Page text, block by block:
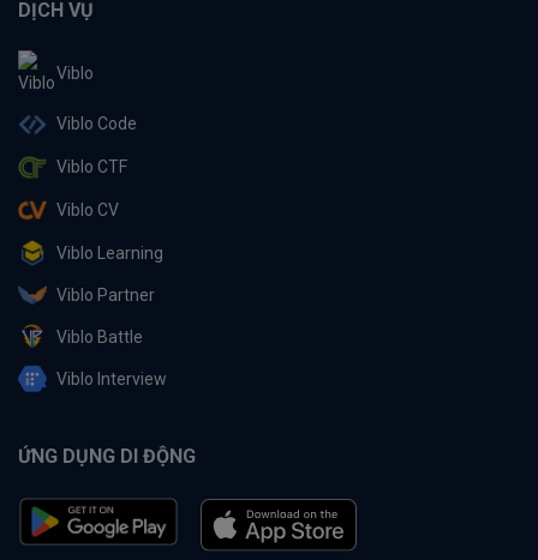
DỊCH VỤ
Viblo
Viblo Code
Viblo CTF
Viblo CV
Viblo Learning
Viblo Partner
Viblo Battle
Viblo Interview
ỨNG DỤNG DI ĐỘNG